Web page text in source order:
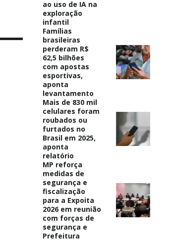
ao uso de IA na
exploração
infantil
Famílias
brasileiras
perderam R$
62,5 bilhões
com apostas
esportivas,
aponta
levantamento
Mais de 830 mil
celulares foram
roubados ou
furtados no
Brasil em 2025,
aponta
relatório
MP reforça
medidas de
segurança e
fiscalização
para a Expoita
2026 em reunião
com forças de
segurança e
Prefeitura